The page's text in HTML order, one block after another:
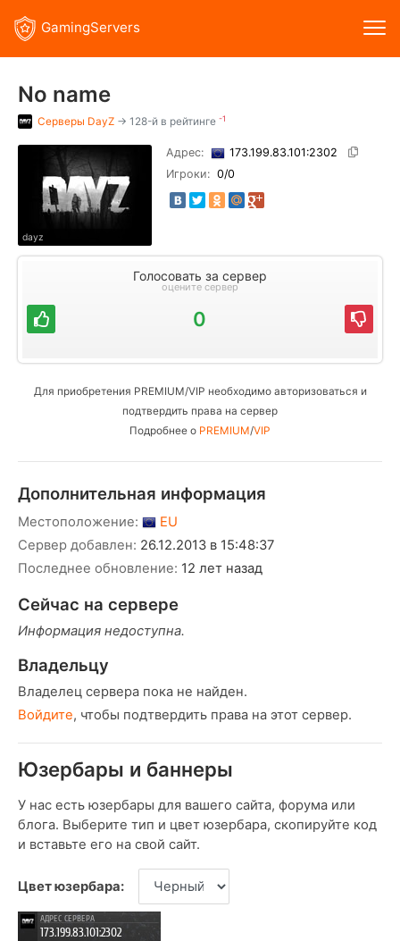
GamingServers
No name
Серверы DayZ → 128-й в рейтинге -1
dayz
Адрес:
173.199.83.101:2302
Игроки: 0/0
Голосовать за сервер
оцените сервер
0
Для приобретения PREMIUM/VIP необходимо авторизоваться и
подтвердить права на сервер
Подробнее о PREMIUM/VIP
Дополнительная информация
Местоположение:
EU
Сервер добавлен: 26.12.2013 в 15:48:37
Последнее обновление: 12 лет назад
Сейчас на сервере
Информация недоступна.
Владельцу
Владелец сервера пока не найден.
Войдите, чтобы подтвердить права на этот сервер.
Юзербары и баннеры
У нас есть юзербары для вашего сайта, форума или
блога. Выберите тип и цвет юзербара, скопируйте код
и вставьте его на свой сайт.
Цвет юзербара: